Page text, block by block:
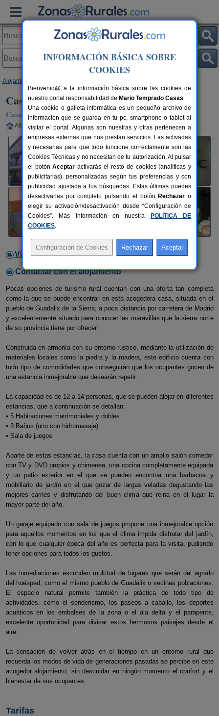
Alojamientos
Casa Rural Los Alisos
Casa Rural en Guadalix de La Sierra (Madrid)
Alquiler completo 10-14+2 plazas 50 km de Madrid
Video
Contactar con el alojamiento
Pocas opciones de turismo rural cuentan con una oferta tan completa
como la que se puede encontrar en esta acogedora casa, situada en el
pueblo de Guadalix de la Sierra, a poca distancia por carretera de Madrid
y excelentemente situado para conocer las maravillas que la sierra norte
de su provincia tiene por ofrecer.
Construida en armonía con su entorno rústico, mediante la utilización de
materiales locales como la piedra y la madera, este edificio cuenta con
todo tipo de comodidades que conseguirán que los ocupantes gocen de
una estancia inmejorable que desearán repetir.
La capacidad es de 12 a 14 personas, que se pueden alojar en diferentes
estancias, que a continuación se detallan:
• 5 Habitaciones matrimoniales y dobles
• 3 Baños (uno con hidromasaje)
• Sala de juegos
Aparte de estas estancias, la casa cuenta con un amplio salón comedor
con TV y DVD propios y chimenea, una cocina completamente equipada
y un patio exterior en el que se pueden encontrar una barbacoa y
mobiliario de jardín en el que gozar de largas veladas degustando las
mejores carnes y disfrutando del buen clima que reina en el lugar la
mayor parte del año.
Un garaje equipado con sala de juegos propone una inmejorable opción
para aquellos momentos en los que el clima impida disfrutar del jardín,
con lo que cualquier época del año es perfecta para la visita, pudiendo
tener opciones para todos los gustos.
Las inmediaciones esconden multitud de lugares que serán del agrado
del huésped, como el mismo pueblo de Guadalix o vecinas poblaciones.
El espacio natural permite también la práctica de todo tipo de
actividades, como el senderismo, los paseos a caballo, los deportes
acuáticos en los embalses de la zona o el ala delta y el parapente,
excelente oportunidad para divisar estos hermosos paisajes desde el
aire.
La sensación de volver atrás en el tiempo en un entorno rural que
recuerda los modos de vida de generaciones pasadas se percibe en este
acogedor alojamiento, sin descuidar en ningún momento el confort y el
bienestar de sus ocupantes.
Tarifas
INFORMACIÓN BÁSICA SOBRE
COOKIES
Bienvenid@ a la información básica sobre las cookies de
nuestro portal responsabilidad de Mario Temprado Casas.
Una cookie o galleta informática es un pequeño archivo de
información que se guarda en tu pc, smartphone o tablet al
visitar el portal. Algunas son nuestras y otras pertenecen a
empresas externas que nos prestan servicios. Las activadas
y necesarias para que todo funcione correctamente son las
Cookies Técnicas y no necesitan de tu autorización. Al pulsar
el botónAceptar activarás el resto de cookies (analíticas y
publicitarias), personalizadas según tus preferencias y con
publicidad ajustada a tus búsquedas. Estas últimas puedes
desactivarlas por completo pulsando el botón Rechazar o
elegir su activación/desactivación desde “Configuración de
Cookies”. Más información en nuestra
POLÍTICA DE
COOKIES.